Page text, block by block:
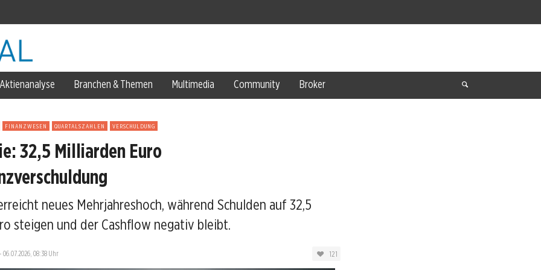
Aktienanalyse Branchen & Themen Multimedia Community Broker
FINANZWESEN QUARTALSZAHLEN VERSCHULDUNG
32,5 Milliarden Euro
neues Mehrjahreshoch, während Schulden auf 32,5
steigen und der Cashflow negativ bleibt.
06.07.2026, 08:38 Uhr 121